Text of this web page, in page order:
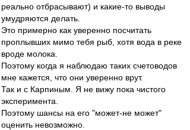
реально отбрасывают) и какие-то выводы
умудряются делать.
Это примерно как уверенно посчитать
проплывших мимо тебя рыб, хотя вода в реке
вроде молока.
Поэтому когда я наблюдаю таких счетоводов
мне кажется, что они уверенно врут.
Так и с Карпиным. Я не вижу пока чистого
эксперимента.
Поэтому шансы на его "может-не может"
оценить невозможно.